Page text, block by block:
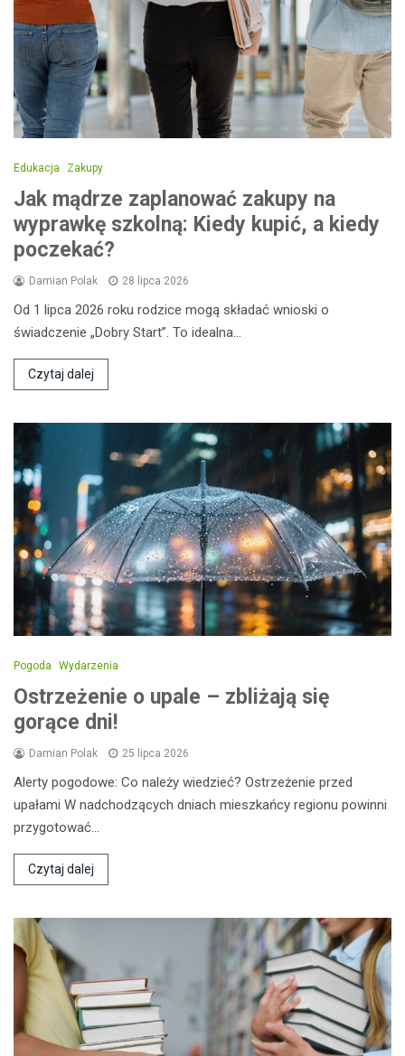
Edukacja Zakupy
Jak mądrze zaplanować zakupy na
wyprawkę szkolną: Kiedy kupić, a kiedy
poczekać?
Damian Polak 28 lipca 2026
Od 1 lipca 2026 roku rodzice mogą składać wnioski o
świadczenie „Dobry Start”. To idealna…
Czytaj dalej
Pogoda Wydarzenia
Ostrzeżenie o upale – zbliżają się
gorące dni!
Damian Polak 25 lipca 2026
Alerty pogodowe: Co należy wiedzieć? Ostrzeżenie przed
upałami W nadchodzących dniach mieszkańcy regionu powinni
przygotować…
Czytaj dalej